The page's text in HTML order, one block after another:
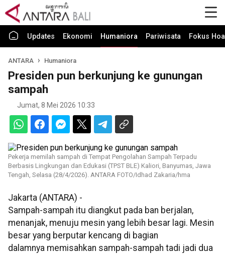
Updates Ekonomi Humaniora Pariwisata Fokus
ANTARA Humaniora
Presiden pun berkunjung ke gunungan
sampah
Jumat, 8 Mei 2026 10:33
Pekerja memilah sampah di Tempat Pengolahan Sampah Terpadu
Berbasis Lingkungan dan Edukasi (TPST BLE) Kaliori, Banyumas, Jawa
Tengah, Selasa (28/4/2026). ANTARA FOTO/Idhad Zakaria/hma
Jakarta (ANTARA) -
Sampah-sampah itu diangkut pada ban berjalan,
menanjak, menuju mesin yang lebih besar lagi. Mesin
besar yang berputar kencang di bagian
dalamnya memisahkan sampah-sampah tadi jadi dua